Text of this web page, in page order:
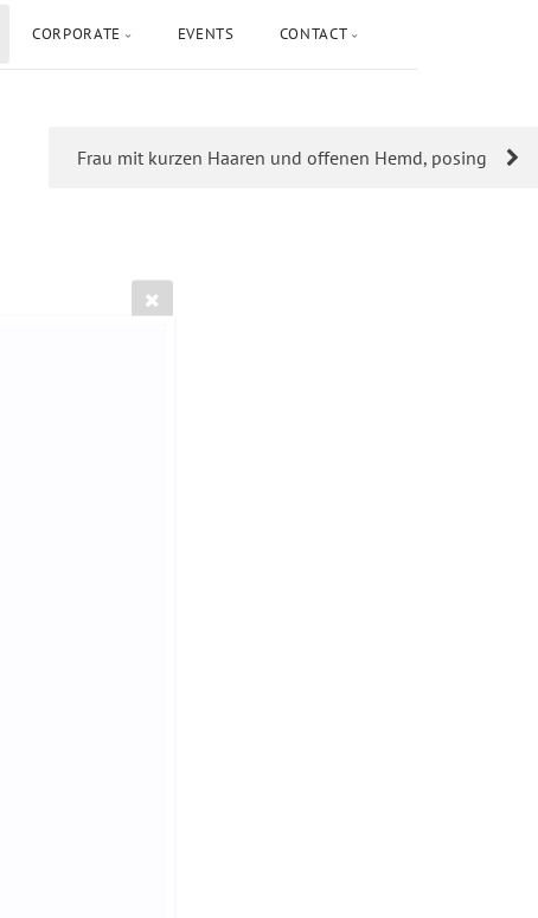
CORPORATE EVENTS CONTACT
Frau mit kurzen Haaren und offenen Hemd, posing